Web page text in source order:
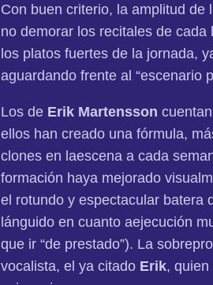
Con buen criterio, la amplitud
no demorar los recitales de
los platos fuertes de la jornada,
aguardando frente al “escenario
Los de Erik Martensson
ellos han creado una fórmula,
clones en laescena a cada
formación haya mejorado
el rotundo y espectacular batera
lánguido en cuanto aejecución
que ir “de prestado”). La
vocalista, el ya citado Erik,